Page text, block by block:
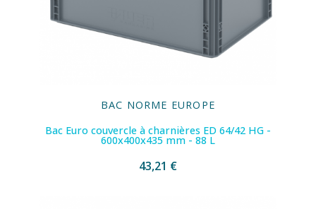
BAC NORME EUROPE
Bac Euro couvercle à charnières ED 64/42 HG -
600x400x435 mm - 88 L
43,21 €